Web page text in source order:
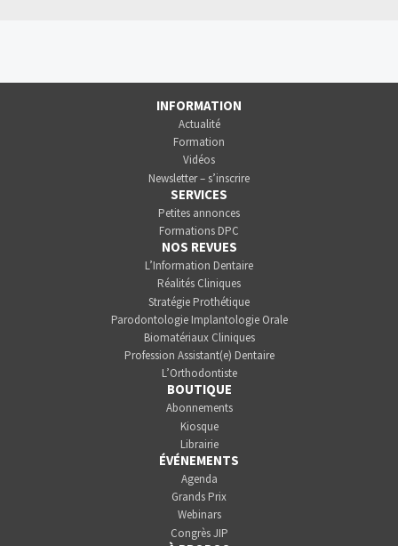
INFORMATION
Actualité
Formation
Vidéos
Newsletter – s’inscrire
SERVICES
Petites annonces
Formations DPC
NOS REVUES
L’Information Dentaire
Réalités Cliniques
Stratégie Prothétique
Parodontologie Implantologie Orale
Biomatériaux Cliniques
Profession Assistant(e) Dentaire
L’Orthodontiste
BOUTIQUE
Abonnements
Kiosque
Librairie
ÉVÉNEMENTS
Agenda
Grands Prix
Webinars
Congrès JIP